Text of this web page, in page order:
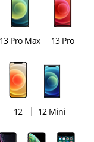
13 Pro Max 13 Pro
12 12 Mini